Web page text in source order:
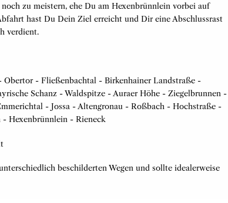
zu meistern, ehe Du am Hexenbrünnlein vorbei auf
hast Du Dein Ziel erreicht und Dir eine Abschlussrast
verdient.
Obertor - Fließenbachtal - Birkenhainer Landstraße -
Schanz - Waldspitze - Auraer Höhe - Ziegelbrunnen -
- Jossa - Altengronau - Roßbach - Hochstraße -
Hexenbrünnlein - Rieneck
beschilderten Wegen und sollte idealerweise